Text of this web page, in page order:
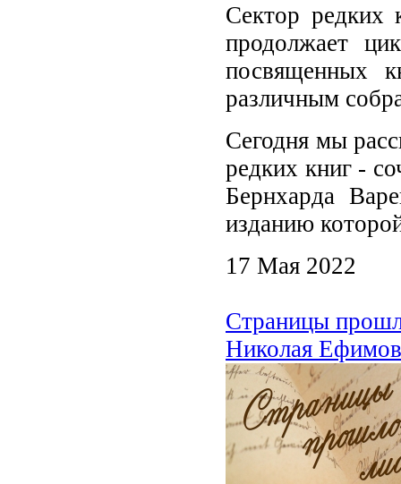
Сектор редких
продолжает
посвященных
различным
Сегодня мы
редких книг -
Бернхарда
изданию
17 Мая 2022
Страницы
Николая